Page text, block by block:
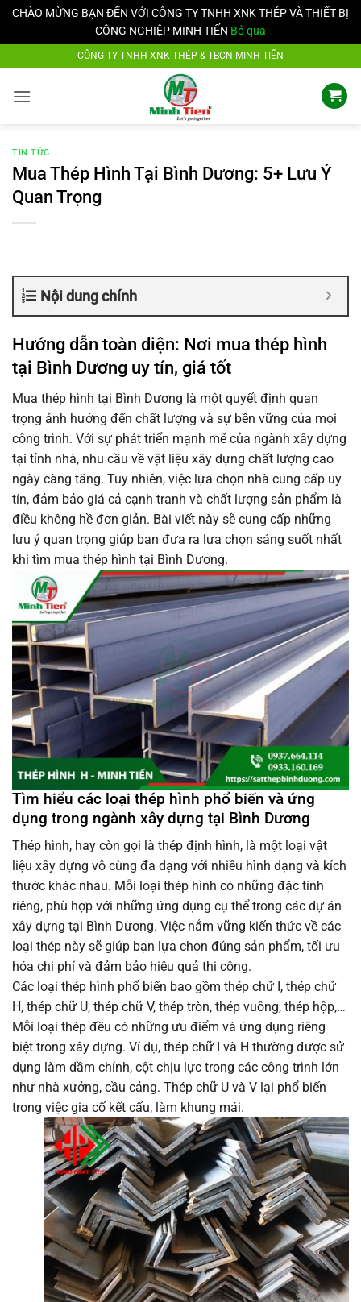
CHÀO MỪNG BẠN ĐẾN VỚI CÔNG TY TNHH XNK THÉP VÀ THIẾT BỊ
CÔNG NGHIỆP MINH TIẾN Bỏ qua
nội
CÔNG TY TNHH XNK THÉP & TBCN MINH TIẾN
TIN TỨC
Mua Thép Hình Tại Bình Dương: 5+ Lưu Ý
Quan Trọng
Nội dung chính
Hướng dẫn toàn diện: Nơi mua thép hình
tại Bình Dương uy tín, giá tốt
Mua thép hình tại Bình Dương là một quyết định quan
trọng ảnh hưởng đến chất lượng và sự bền vững của mọi
công trình. Với sự phát triển mạnh mẽ của ngành xây dựng
tại tỉnh nhà, nhu cầu về vật liệu xây dựng chất lượng cao
ngày càng tăng. Tuy nhiên, việc lựa chọn nhà cung cấp uy
tín, đảm bảo giá cả cạnh tranh và chất lượng sản phẩm là
điều không hề đơn giản. Bài viết này sẽ cung cấp những
lưu ý quan trọng giúp bạn đưa ra lựa chọn sáng suốt nhất
khi tìm mua thép hình tại Bình Dương.
Tìm hiểu các loại thép hình phổ biến và ứng
dụng trong ngành xây dựng tại Bình Dương
Thép hình, hay còn gọi là thép định hình, là một loại vật
liệu xây dựng vô cùng đa dạng với nhiều hình dạng và kích
thước khác nhau. Mỗi loại thép hình có những đặc tính
riêng, phù hợp với những ứng dụng cụ thể trong các dự án
xây dựng tại Bình Dương. Việc nắm vững kiến thức về các
loại thép này sẽ giúp bạn lựa chọn đúng sản phẩm, tối ưu
hóa chi phí và đảm bảo hiệu quả thi công.
Các loại thép hình phổ biến bao gồm thép chữ I, thép chữ
H, thép chữ U, thép chữ V, thép tròn, thép vuông, thép hộp,…
Mỗi loại thép đều có những ưu điểm và ứng dụng riêng
biệt trong xây dựng. Ví dụ, thép chữ I và H thường được sử
dụng làm dầm chính, cột chịu lực trong các công trình lớn
như nhà xưởng, cầu cảng. Thép chữ U và V lại phổ biến
trong việc gia cố kết cấu, làm khung mái.